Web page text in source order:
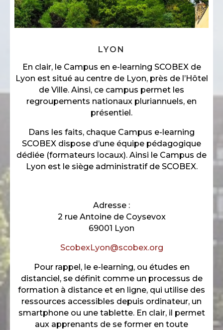
LYON
En clair, le Campus en e-learning SCOBEX de
Lyon est situé au centre de Lyon, près de l’Hôtel
de Ville. Ainsi, ce campus permet les
regroupements nationaux pluriannuels, en
présentiel.
Dans les faits, chaque Campus e-learning
SCOBEX dispose d’une équipe pédagogique
dédiée (formateurs locaux). Ainsi le Campus de
Lyon est le siège administratif de SCOBEX.
Adresse :
2 rue Antoine de Coysevox
69001 Lyon
ScobexLyon@scobex.org
Pour rappel, le e-learning, ou études en
distanciel, se définit comme un processus de
formation à distance et en ligne, qui utilise des
ressources accessibles depuis ordinateur, un
smartphone ou une tablette. En clair, il permet
aux apprenants de se former en toute